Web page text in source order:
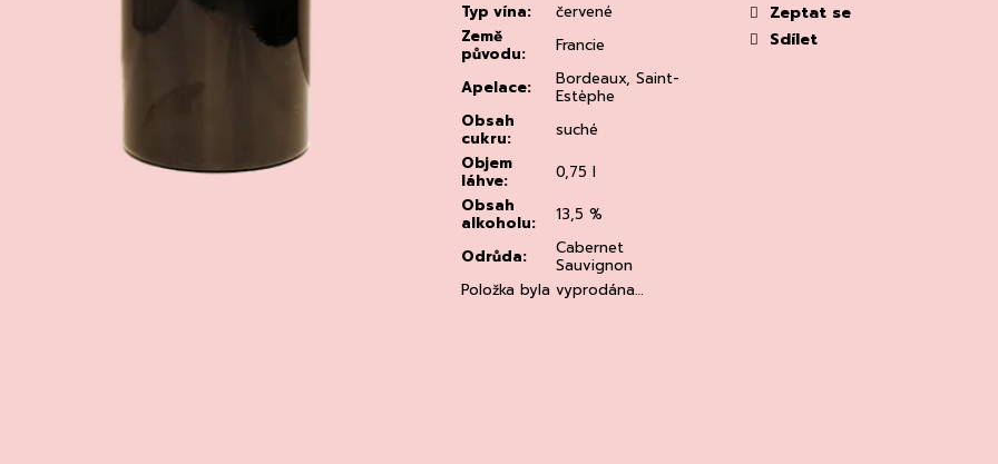
Typ vína:
červené
Země
původu:
Francie
Apelace:
Bordeaux, Saint-
Estèphe
Obsah
cukru:
suché
Objem
láhve:
0,75 l
Obsah
alkoholu:
13,5 %
Odrůda:
Cabernet
Sauvignon
Položka byla vyprodána…
Zeptat se
Sdílet